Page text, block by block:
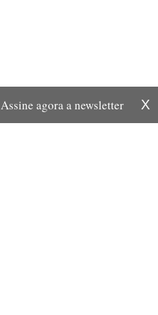
X
Assine agora a newsletter